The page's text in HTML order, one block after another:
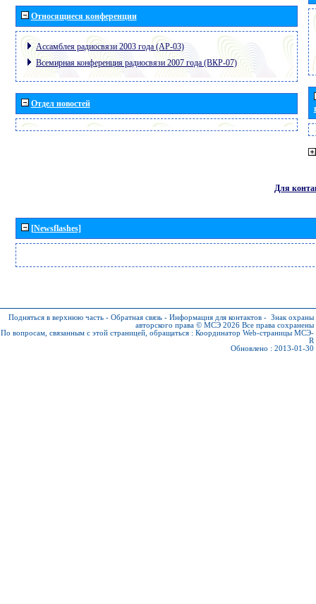
Относящиеся конференции
Ассамблея радиосвязи 2003 года (АР-03)
Всемирная конференция радиосвязи 2007 года (ВКР-07)
Отдел новостей
Для
[Newsflashes]
Подняться в верхнюю часть - Обратная связь - Информация для контактов - Знак охраны
авторского права © МСЭ 2026 Все права сохранены
По вопросам, связанным с этой страницей, обращаться : Координатор Web-страницы МСЭ-
R
Обновлено : 2013-01-30